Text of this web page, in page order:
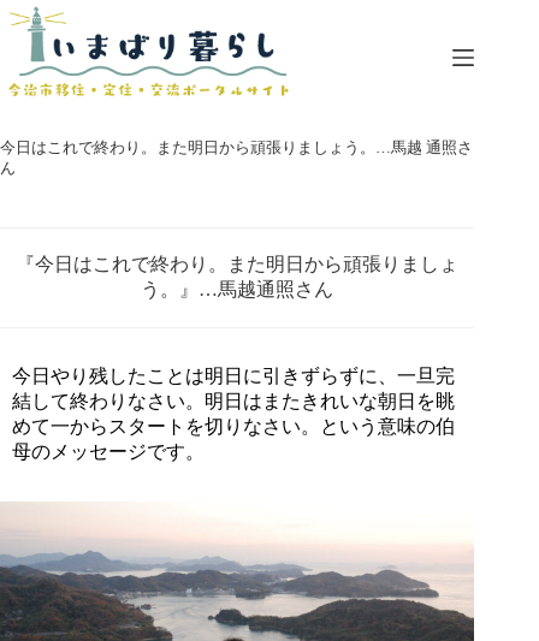
コ
ン
へ
ス
今日はこれで終わり。また明日から頑張りましょう。…馬越 通照さ
ん
『今日はこれで終わり。また明日から頑張りましょ
う。』…馬越通照さん
今日やり残したことは明日に引きずらずに、一旦完
結して終わりなさい。明日はまたきれいな朝日を眺
めて一からスタートを切りなさい。という意味の伯
母のメッセージです。